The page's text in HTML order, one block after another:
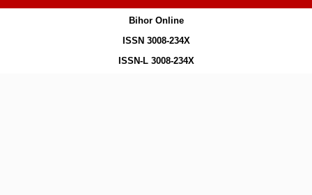
Bihor Online
ISSN 3008-234X
ISSN-L 3008-234X